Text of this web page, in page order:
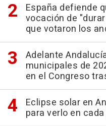
España defiende
vocación de
que votaron los
Adelante
municipales de
en el Congreso
Eclipse solar en
para verlo en